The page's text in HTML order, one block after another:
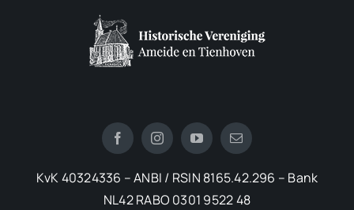
KvK 40324336 – ANBI / RSIN 8165.42.296 – Bank
NL42 RABO 0301 9522 48